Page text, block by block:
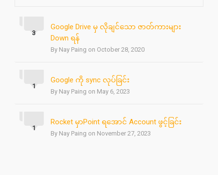
Google Drive မှ လိုချင်သော ဇာတ်ကားများ
Down ရန်
By Nay Paing on October 28, 2020
3
Google ကို sync လုပ်ခြင်း
By Nay Paing on May 6, 2023
1
Rocket မှာPoint ရအောင် Account ဖွင့်ခြင်း
By Nay Paing on November 27, 2023
1